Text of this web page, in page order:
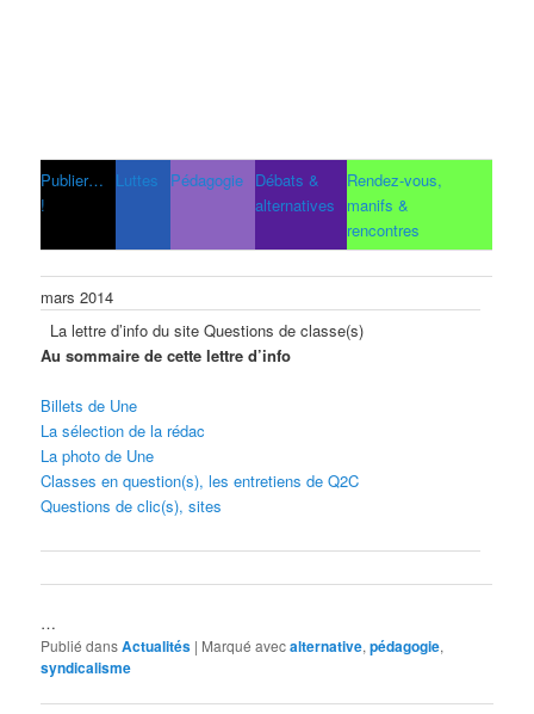
Publier…
!
Luttes Pédagogie Débats &
alternatives
Rendez-vous,
manifs &
rencontres
mars 2014
La lettre d’info du site Questions de classe(s)
Au sommaire de cette lettre d’info
Billets de Une
La sélection de la rédac
La photo de Une
Classes en question(s), les entretiens de Q2C
Questions de clic(s), sites
…
Publié dansActualités | Marqué avecalternative,pédagogie,
syndicalisme